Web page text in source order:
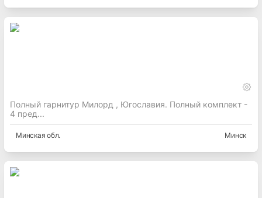
Полный гарнитур Милорд , Югославия. Полный комплект -
4 пред...
Минская обл. Минск